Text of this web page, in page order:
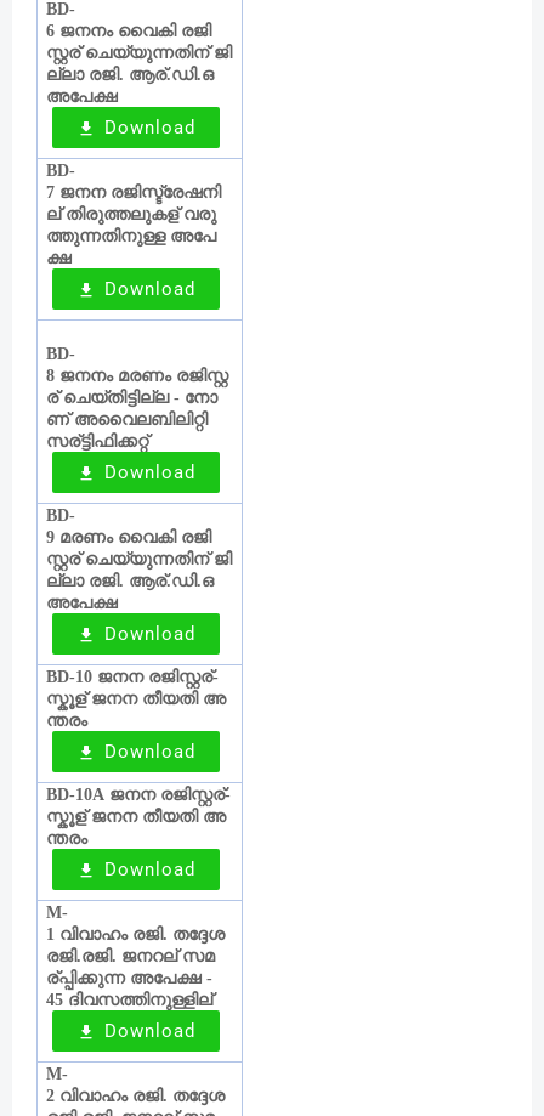
BD-
6 ജനനം വൈകി രജി
സ്റ്റര്‍ചെയ്യുന്നതിന് ജി
ല്ലാ രജി. ആര്‍.ഡി.ഒ
അപേക്ഷ
Download
BD-
7 ജനന രജിസ്ട്രേഷനി
ല്‍തിരുത്തലുകള്‍വരു
ത്തുന്നതിനുള്ള അപേ
ക്ഷ
Download
BD-
8 ജനനം മരണം രജിസ്റ്റ
ര്‍ചെയ്തിട്ടില്ല- നോ
ണ്‍അവൈലബിലിറ്റി
സര്ട്ടിഫിക്കറ്റ്
Download
BD-
9 മരണം വൈകി രജി
സ്റ്റര്‍ചെയ്യുന്നതിന് ജി
ല്ലാ രജി. ആര്‍.ഡി.ഒ
അപേക്ഷ
Download
BD-10 ജനന രജിസ്റ്റര്‍-
സ്കൂള്‍ജനന തീയതി അ
ന്തരം
Download
BD-10A ജനന രജിസ്റ്റര്‍-
സ്കൂള്‍ജനന തീയതി അ
ന്തരം
Download
M-
1 വിവാഹം രജി. തദ്ദേശ
രജി.രജി. ജനറല്‍സമ
ര്പ്പിക്കുന്ന അപേക്ഷ -
45 ദിവസത്തിനുള്ളില്
Download
M-
2 വിവാഹം രജി. തദ്ദേശ